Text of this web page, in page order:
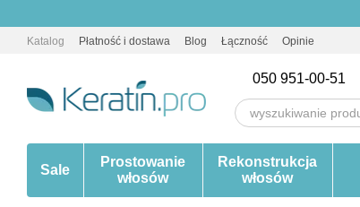
Katalog Płatność i dostawa Blog Łączność Opinie
050 951-00-51
Sale
Prostowanie
włosów
Rekonstrukcja
włosów